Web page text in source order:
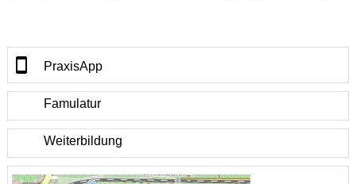
PraxisApp
Famulatur
Weiterbildung